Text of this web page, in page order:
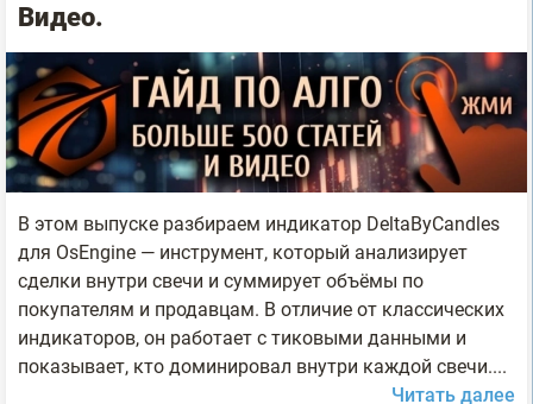
Видео.
В этом выпуске разбираем индикатор DeltaByCandles
для OsEngine — инструмент, который анализирует
сделки внутри свечи и суммирует объёмы по
покупателям и продавцам. В отличие от классических
индикаторов, он работает с тиковыми данными и
показывает, кто доминировал внутри каждой свечи....
Читать далее